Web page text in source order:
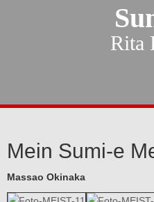
Rita
Mein Sumi-e
Massao Okinaka